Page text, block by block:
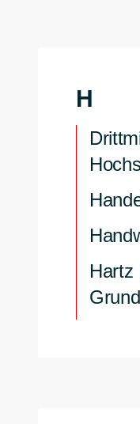
H
Hartz